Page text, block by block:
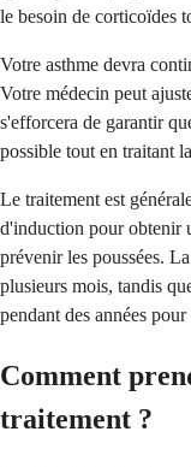
le besoin de corticoïdes
Votre asthme devra
Votre médecin peut
s'efforcera de garantir
possible tout en traitant
Le traitement est
d'induction pour obtenir
prévenir les poussées.
plusieurs mois, tandis
pendant des années
Comment
traitement ?